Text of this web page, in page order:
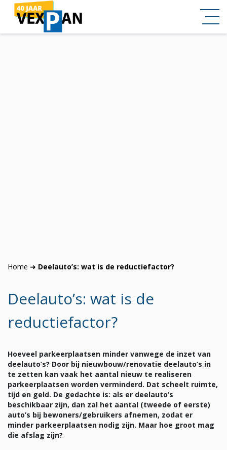
Home ➜ Deelauto’s: wat is de reductiefactor?
Deelauto’s: wat is de
reductiefactor?
Hoeveel parkeerplaatsen minder vanwege de inzet van
deelauto’s? Door bij nieuwbouw/renovatie deelauto’s in
te zetten kan vaak het aantal nieuw te realiseren
parkeerplaatsen worden verminderd. Dat scheelt ruimte,
tijd en geld. De gedachte is: als er deelauto’s
beschikbaar zijn, dan zal het aantal (tweede of eerste)
auto’s bij bewoners/gebruikers afnemen, zodat er
minder parkeerplaatsen nodig zijn. Maar hoe groot mag
die afslag zijn?